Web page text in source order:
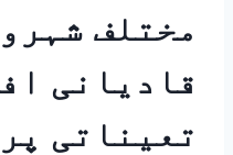
مختلف
قادیانی
تعیناتی